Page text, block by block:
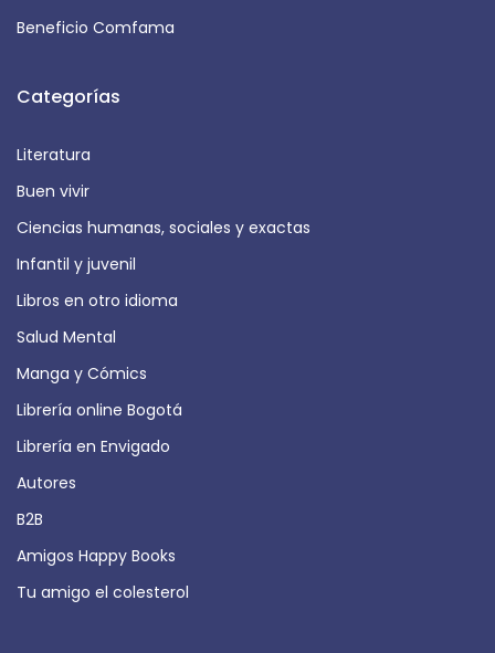
Beneficio Comfama
Categorías
Literatura
Buen vivir
Ciencias humanas, sociales y exactas
Infantil y juvenil
Libros en otro idioma
Salud Mental
Manga y Cómics
Librería online Bogotá
Librería en Envigado
Autores
B2B
Amigos Happy Books
Tu amigo el colesterol